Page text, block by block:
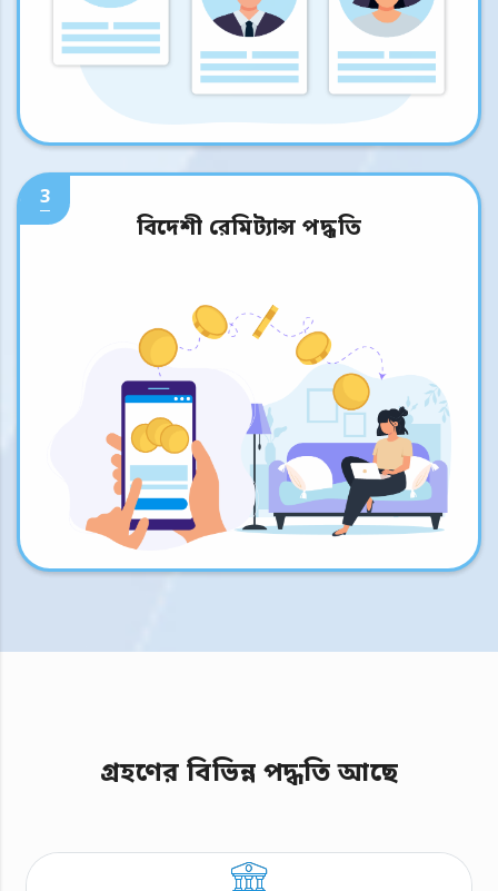
3
বিদেশী রেমিট্যান্স পদ্ধতি
গ্রহণের বিভিন্ন পদ্ধতি আছে